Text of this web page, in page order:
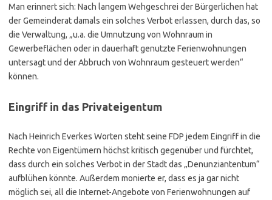
Man erinnert sich: Nach langem Wehgeschrei der Bürgerlichen hat
der Gemeinderat damals ein solches Verbot erlassen, durch das, so
die Verwaltung, „u.a. die Umnutzung von Wohnraum in
Gewerbeflächen oder in dauerhaft genutzte Ferienwohnungen
untersagt und der Abbruch von Wohnraum gesteuert werden“
können.
Eingriff in das Privateigentum
Nach Heinrich Everkes Worten steht seine FDP jedem Eingriff in die
Rechte von Eigentümern höchst kritisch gegenüber und fürchtet,
dass durch ein solches Verbot in der Stadt das „Denunziantentum“
aufblühen könnte. Außerdem monierte er, dass es ja gar nicht
möglich sei, all die Internet-Angebote von Ferienwohnungen auf